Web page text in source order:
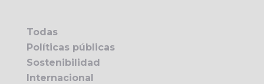
Todas
Políticas públicas
Sostenibilidad
Internacional